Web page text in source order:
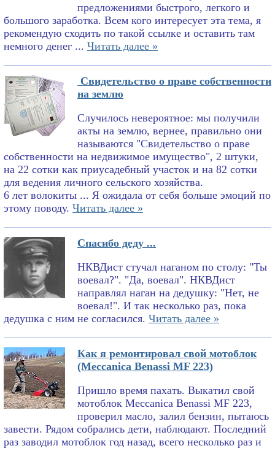
предложениями быстрого, легкого и
большого заработка. Всем кого интересует эта тема, я
рекомендую сходить по такой ссылке и оставить там
немного денег ... Читать далее »
Свидетельство о праве собственности
на землю
Случилось невероятное: мы получили
акты на землю, вернее, правильно они
называются "Свидетельство о праве
собственности на недвижимое имущество", 2 штуки,
на 22 сотки как приусадебный участок и на 82 сотки
для ведения личного сельского хозяйства.
6 лет волокиты ... Я ожидала от себя больше эмоций по
этому поводу. Читать далее »
Спасибо деду ...
НКВДист стучал наганом по столу: "Ты
воевал?". "Да, воевал". НКВДист
направлял наган на дедушку: "Нет, не
воевал!". И так несколько раз, пока
дедушка с ним не согласился. Читать далее »
Как я ремонтировал свой мотоблок
(Meccanica Benassi MF 223)
Пришло время пахать. Выкатил свой
мотоблок Meccanica Benassi MF 223,
проверил масло, залил бензин, пытаюсь
завести. Рядом собрались дети, наблюдают. Последний
раз заводил мотоблок год назад, всего несколько раз и